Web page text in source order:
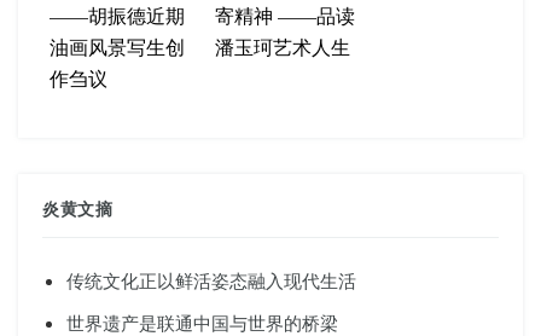
——胡振德近期
油画风景写生创
作刍议
寄精神 ——品读
潘玉珂艺术人生
炎黄文摘
传统文化正以鲜活姿态融入现代生活
世界遗产是联通中国与世界的桥梁